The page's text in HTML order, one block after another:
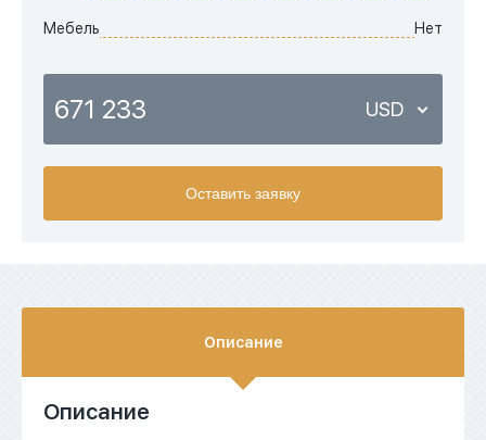
Мебель Нет
671 233 USD
Оставить заявку
Описание
Описание